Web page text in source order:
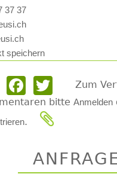
37 37
speichern
Email FacebookTwitterZum
bitteAnmelden
.